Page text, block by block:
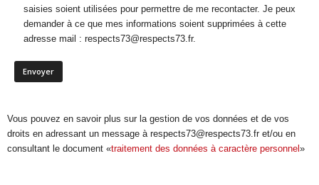
saisies soient utilisées pour permettre de me recontacter. Je peux
demander à ce que mes informations soient supprimées à cette
adresse mail : respects73@respects73.fr.
Vous pouvez en savoir plus sur la gestion de vos données et de vos
droits en adressant un message à respects73@respects73.fr et/ou en
consultant le document «traitement des données à caractère personnel »